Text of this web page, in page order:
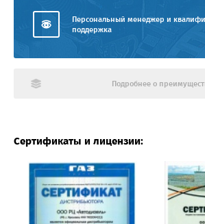
Персональный менеджер и
поддержка
Подробнее о
Сертификаты и лицензии: